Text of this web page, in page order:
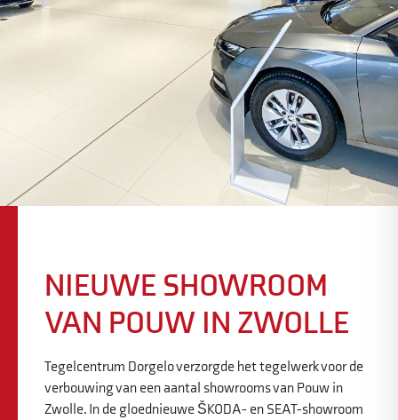
NIEUWE SHOWROOM
VAN POUW IN ZWOLLE
Tegelcentrum Dorgelo verzorgde het tegelwerk voor de
verbouwing van een aantal showrooms van Pouw in
Zwolle. In de gloednieuwe ŠKODA- en SEAT-showroom